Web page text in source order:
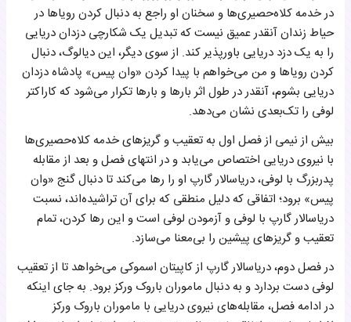
در خدمه کلاه‌حصیری‌ها و سخنان او راجع به دنبال کردن رویاها در
حیاط زندان آنقدر عمیق نیست که تبدیل یک شکارچی دزدان دریایی
را به یک دزد دریایی باورپذیر کند. از سوی دیگر، این دیالوگ، دنبال
کردن رویاها و من می‌خواهم با پیدا کردن «وان پیس» پادشاه دزدان
دریایی بشوم، آنقدر در طول اثر بارها و بارها تکرار می‌شود که کاراکتر
لوفی را تک‌بعدی نشان می‌دهد.
بیش از نیمی از فصل اول به تعقیب و گریزهای خدمه کلاه‌حصیری‌ها
با نیروی دریایی اختصاص می‌یابد و در انتهای فصل و بعد از مقابله
پدربزرگ با لوفی، دریاسالار گارپ او را رها می‌کند تا دنبال گنج «وان
پیس» برود؛ اتفاقی که دلیل منطقی که برای آن تراشیده‌اند، نسبت
دریاسالار گارپ با لوفی و آزمودن لوفی است و این رها کردن، تمام
تعقیب و گریزهای پیشین را بی‌معنا می‌سازد.
در فصل دوم، دریاسالار گارپ از کاپیتان اسموکی می‌خواهد تا از تعقیب
لوفی دست بردارد و به دنبال ماموران باروک ورکز برود. به جای اینکه
در ادامه فصل، مقابله‌های نیروی دریایی با ماموران باروک ورکز